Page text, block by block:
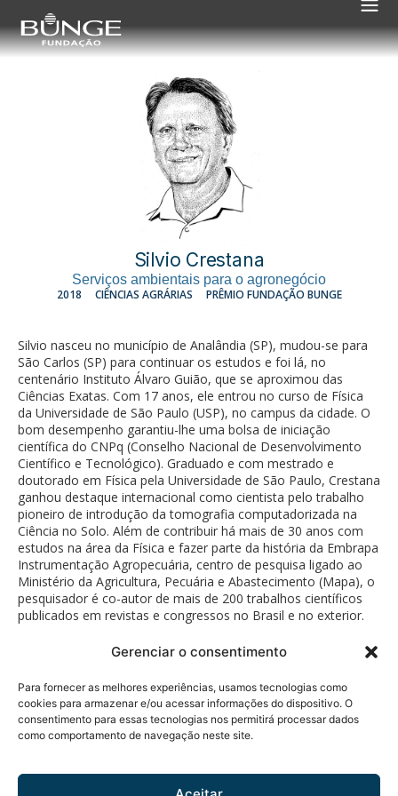
Gerenciar o consentimento
Para fornecer as melhores experiências, usamos tecnologias como
cookies para armazenar e/ou acessar informações do dispositivo. O
consentimento para essas tecnologias nos permitirá processar dados
como comportamento de navegação neste site.
Silvio Crestana
Serviços ambientais para o agronegócio
2018
CIÊNCIAS AGRÁRIAS PRÊMIO FUNDAÇÃO BUNGE
Silvio nasceu no município de Analândia (SP), mudou-se para
São Carlos (SP) para continuar os estudos e foi lá, no
centenário Instituto Álvaro Guião, que se aproximou das
Ciências Exatas. Com 17 anos, ele entrou no curso de Física
da Universidade de São Paulo (USP), no campus da cidade. O
bom desempenho garantiu-lhe uma bolsa de iniciação
científica do CNPq (Conselho Nacional de Desenvolvimento
Científico e Tecnológico). Graduado e com mestrado e
doutorado em Física pela Universidade de São Paulo, Crestana
ganhou destaque internacional como cientista pelo trabalho
pioneiro de introdução da tomografia computadorizada na
Ciência no Solo. Além de contribuir há mais de 30 anos com
estudos na área da Física e fazer parte da história da Embrapa
Instrumentação Agropecuária, centro de pesquisa ligado ao
Ministério da Agricultura, Pecuária e Abastecimento (Mapa), o
pesquisador é co-autor de mais de 200 trabalhos científicos
publicados em revistas e congressos no Brasil e no exterior.
andar
Política de Privacidade